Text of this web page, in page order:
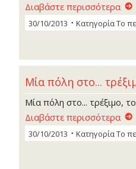
Διαβάστε περισσότερα
30/10/2013 ΚατηγορίαΤο
Μία πόλη στο...
Μία πόλη στο... τρέξιµο,
Διαβάστε περισσότερα
30/10/2013 ΚατηγορίαΤο